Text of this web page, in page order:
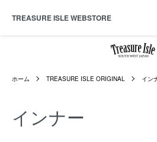
TREASURE ISLE WEBSTORE
ホーム TREASURE ISLE ORIGINAL イン
インナー